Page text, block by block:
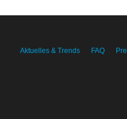
Aktuelles & Trends FAQ